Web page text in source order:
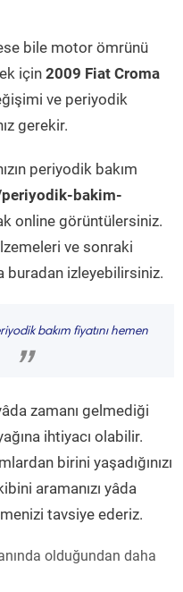
bile motor ömrünü
için 2009 Fiat Croma
ve periyodik
gerekir.
periyodik bakım
bakim-
online görüntülersiniz.
ve sonraki
buradan izleyebilirsiniz.
bakım fiyatını hemen
”
zamanı gelmediği
ihtiyacı olabilir.
birini yaşadığınızı
aramanızı yâda
tavsiye ederiz.
olduğundan daha